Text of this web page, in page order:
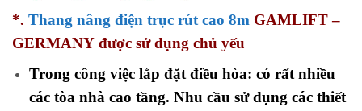
*. Thang nâng điện trục rút cao 8m GAMLIFT –
GERMANY được sử dụng chủ yếu
Trong công việc lắp đặt điều hòa: có rất nhiều
các tòa nhà cao tầng. Nhu cầu sử dụng các thiết